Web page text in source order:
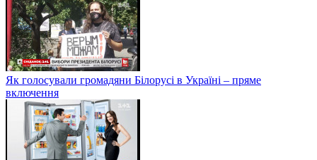
Як голосували громадяни Білорусі в Україні – пряме
включення